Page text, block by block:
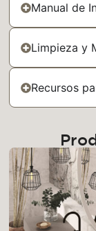
Manual de
Limpieza y
Recursos